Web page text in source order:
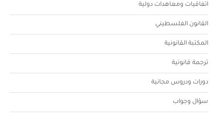
اتفاقيات ومعاهدات دولية
القانون الفلسطيني
المكتبة القانونية
ترجمة قانونية
دورات ودروس مجانية
سؤال وجواب